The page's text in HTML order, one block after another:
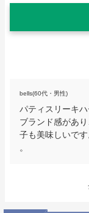
bells(60代・男性)
パティスリーキ
ブランド感があ
子も美味しいで
。